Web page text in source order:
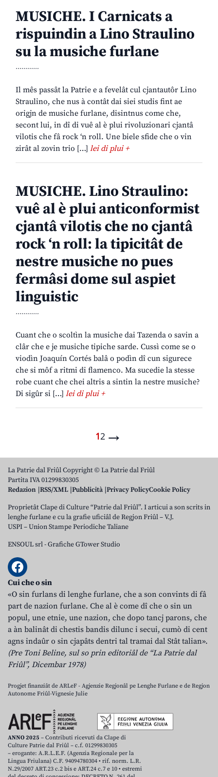
MUSICHE. I Carnicats a
rispuindin a Lino Straulino
su la musiche furlane
............
Il mês passât la Patrie e a fevelât cul cjantautôr Lino
Straulino, che nus à contât dai siei studis fint ae
origjn de musiche furlane, disintnus come che,
secont lui, in dî di vuê al è plui rivoluzionari cjantâ
vilotis che fâ rock ‘n roll. Une biele sfide che o vin
zirât al zovin trio […] lei di plui +
MUSICHE. Lino Straulino:
vuê al è plui anticonformist
cjantâ vilotis che no cjantâ
rock ‘n roll: la tipicitât de
nestre musiche no pues
fermâsi dome sul aspiet
linguistic
............
Cuant che o scoltìn la musiche dai Tazenda o savin a
clâr che e je musiche tipiche sarde. Cussì come se o
viodìn Joaquín Cortés balâ o podìn dî cun sigurece
che si môf a ritmi di flamenco. Ma sucedie la stesse
robe cuant che chei altris a sintin la nestre musiche?
Di sigûr si […] lei di plui +
12 →
La Patrie dal Friûl Copyright © La Patrie dal Friûl
Partita IVA 01299830305
Redazion RSS/XML Pubblicità Privacy PolicyCookie Policy
Proprietât Clape di Culture “Patrie dal Friûl”. I articui a son scrits in
lenghe furlane e cu la grafie uficiâl de Regjon Friûl – V.J.
USPI – Union Stampe Periodiche Taliane
ENSOUL srl-Grafiche GTower Studio
Cui che o sin
«O sin furlans di lenghe furlane, che a son convints di fâ
part de nazion furlane. Che al è come dî che o sin un
popul, une etnie, une nazion, che dopo tancj parons, che
a àn balinât di chestis bandis dilunc i secui, cumò di cent
agns indaûr o sin cjapâts dentri tal tramai dal Stât talian».
(Pre Toni Beline, sul so prin editoriâl de “La Patrie dal
Friûl”, Dicembar 1978)
Progjet finanziât de ARLeF - Agjenzie Regjonâl pe Lenghe Furlane e de Regjon
Autonome Friûl-Vignesie Julie
ANNO 2025 – Contributi ricevuti da Clape di
Culture Patrie dal Friûl – c.f. 01299830305
– erogante: A.R.L.E.F. (Agenzia Regionale per la
Lingua Friulana) C.F. 94094780304 • rif. norm. L.R.
N.29/2007 ART.23 c.2 bis e ART.24 c.7 e 10 • estremi